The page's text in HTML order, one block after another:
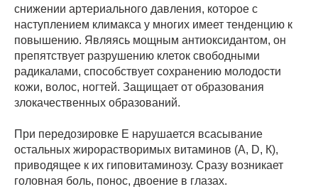
снижении артериального давления, которое с
наступлением климакса у многих имеет тенденцию к
повышению. Являясь мощным антиоксидантом, он
препятствует разрушению клеток свободными
радикалами, способствует сохранению молодости
кожи, волос, ногтей. Защищает от образования
злокачественных образований.
При передозировке Е нарушается всасывание
остальных жирорастворимых витаминов (А, D, К),
приводящее к их гиповитаминозу. Сразу возникает
головная боль, понос, двоение в глазах.